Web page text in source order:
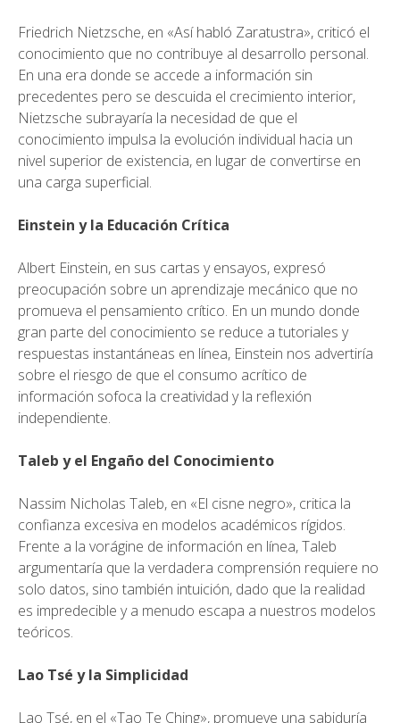
Friedrich Nietzsche, en «Así habló Zaratustra», criticó el
conocimiento que no contribuye al desarrollo personal.
En una era donde se accede a información sin
precedentes pero se descuida el crecimiento interior,
Nietzsche subrayaría la necesidad de que el
conocimiento impulsa la evolución individual hacia un
nivel superior de existencia, en lugar de convertirse en
una carga superficial.
Einstein y la Educación Crítica
Albert Einstein, en sus cartas y ensayos, expresó
preocupación sobre un aprendizaje mecánico que no
promueva el pensamiento crítico. En un mundo donde
gran parte del conocimiento se reduce a tutoriales y
respuestas instantáneas en línea, Einstein nos advertiría
sobre el riesgo de que el consumo acrítico de
información sofoca la creatividad y la reflexión
independiente.
Taleb y el Engaño del Conocimiento
Nassim Nicholas Taleb, en «El cisne negro», critica la
confianza excesiva en modelos académicos rígidos.
Frente a la vorágine de información en línea, Taleb
argumentaría que la verdadera comprensión requiere no
solo datos, sino también intuición, dado que la realidad
es impredecible y a menudo escapa a nuestros modelos
teóricos.
Lao Tsé y la Simplicidad
Lao Tsé, en el «Tao Te Ching», promueve una sabiduría